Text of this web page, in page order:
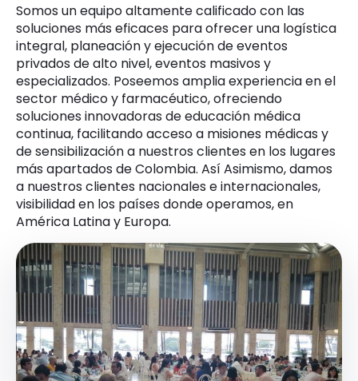
Somos un equipo altamente calificado con las
soluciones más eficaces para ofrecer una logística
integral, planeación y ejecución de eventos
privados de alto nivel, eventos masivos y
especializados. Poseemos amplia experiencia en el
sector médico y farmacéutico, ofreciendo
soluciones innovadoras de educación médica
continua, facilitando acceso a misiones médicas y
de sensibilización a nuestros clientes en los lugares
más apartados de Colombia. Así Asimismo, damos
a nuestros clientes nacionales e internacionales,
visibilidad en los países donde operamos, en
América Latina y Europa.